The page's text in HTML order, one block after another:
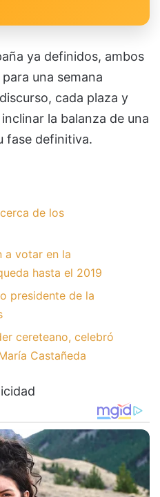
ya definidos, ambos
una semana
cada plaza y
la balanza de una
fase definitiva.
de los
a votar en la
hasta el 2019
presidente de la
cereteano, celebró
Castañeda